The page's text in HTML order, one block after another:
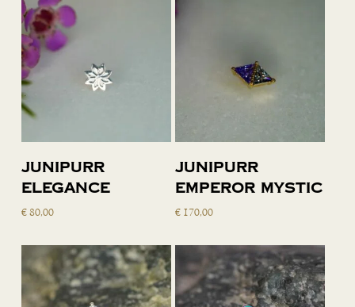
Toevoegen
aan
Junipurr
Elegance
€80,00
Toevoegen
aan
Junipurr
Emperor Mystic
€ 170,00